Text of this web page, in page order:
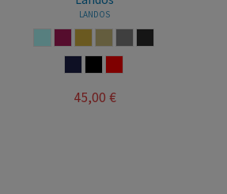
LANDOS
45,00 €